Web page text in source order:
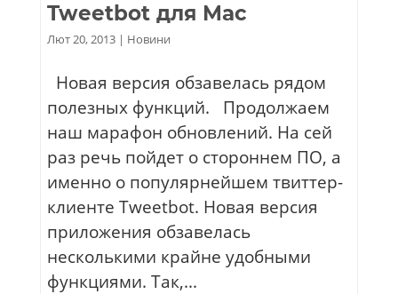
Tweetbot для Mac
Лют 20, 2013| Новини
Новая версия обзавелась рядом
полезных функций. Продолжаем
наш марафон обновлений. На сей
раз речь пойдет о стороннем ПО, а
именно о популярнейшем твиттер-
клиенте Tweetbot. Новая версия
приложения обзавелась
несколькими крайне удобными
функциями. Так,...